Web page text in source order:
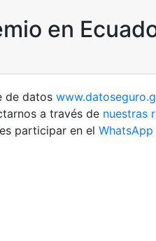
en
de datos
a través de nuestras
participar en el WhatsApp